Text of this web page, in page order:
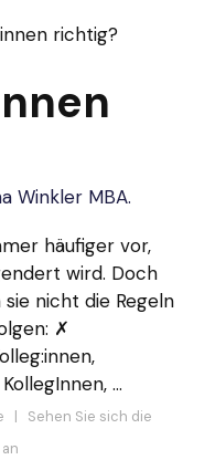
richtig?
Winkler MBA.
häufiger vor,
wird. Doch
nicht die Regeln
✗
…
| Sehen Sie sich die